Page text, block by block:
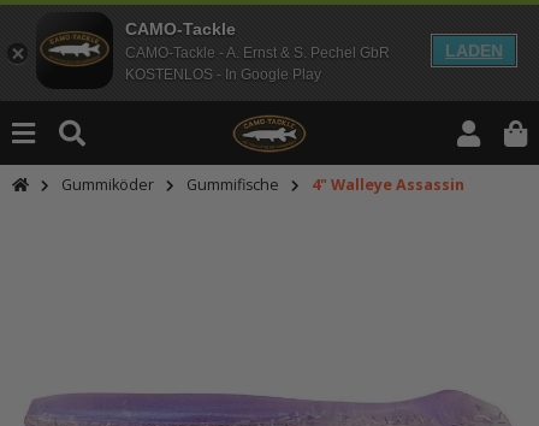
CAMO-Tackle
CAMO-Tackle - A. Ernst & S. Pechel GbR
KOSTENLOS - In Google Play
LADEN
Gummiköder Gummifische 4" Walleye Assassin